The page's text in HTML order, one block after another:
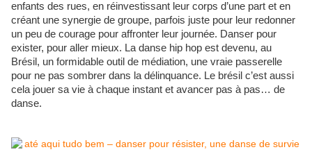
enfants des rues, en réinvestissant leur corps d’une part et en
créant une synergie de groupe, parfois juste pour leur redonner
un peu de courage pour affronter leur journée. Danser pour
exister, pour aller mieux. La danse hip hop est devenu, au
Brésil, un formidable outil de médiation, une vraie passerelle
pour ne pas sombrer dans la délinquance. Le brésil c’est aussi
cela jouer sa vie à chaque instant et avancer pas à pas… de
danse.